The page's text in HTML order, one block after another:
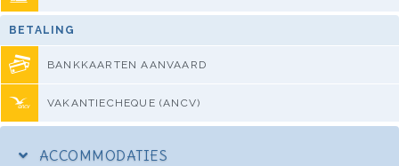
BETALING
BANKKAARTEN AANVAARD
VAKANTIECHEQUE (ANCV)
ACCOMMODATIES